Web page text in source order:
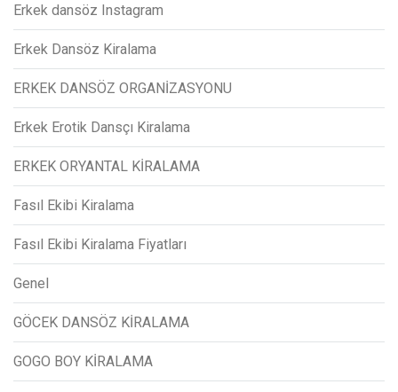
Erkek dansöz Instagram
Erkek Dansöz Kiralama
ERKEK DANSÖZ ORGANİZASYONU
Erkek Erotik Dansçı Kiralama
ERKEK ORYANTAL KİRALAMA
Fasıl Ekibi Kiralama
Fasıl Ekibi Kiralama Fiyatları
Genel
GÖCEK DANSÖZ KİRALAMA
GOGO BOY KİRALAMA